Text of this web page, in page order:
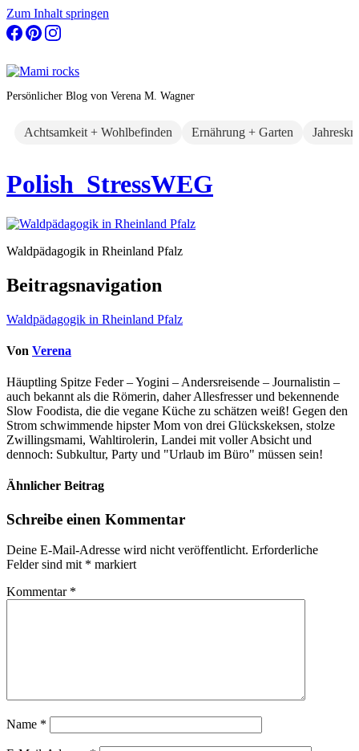
Zum Inhalt springen
Persönlicher Blog von Verena M. Wagner
Achtsamkeit + Wohlbefinden Ernährung + Garten
Polish_StressWEG
Waldpädagogik in Rheinland Pfalz
Beitragsnavigation
Waldpädagogik in Rheinland Pfalz
Von Verena
Häuptling Spitze Feder – Yogini – Andersreisende – Journalistin –
auch bekannt als die Römerin, daher Allesfresser und bekennende
Slow Foodista, die die vegane Küche zu schätzen weiß! Gegen den
Strom schwimmende hipster Mom von drei Glückskeksen, stolze
Zwillingsmami, Wahltirolerin, Landei mit voller Absicht und
dennoch: Subkultur, Party und "Urlaub im Büro" müssen sein!
Ähnlicher Beitrag
Schreibe einen Kommentar
Deine E-Mail-Adresse wird nicht veröffentlicht. Erforderliche
Felder sind mit * markiert
Kommentar *
Name *